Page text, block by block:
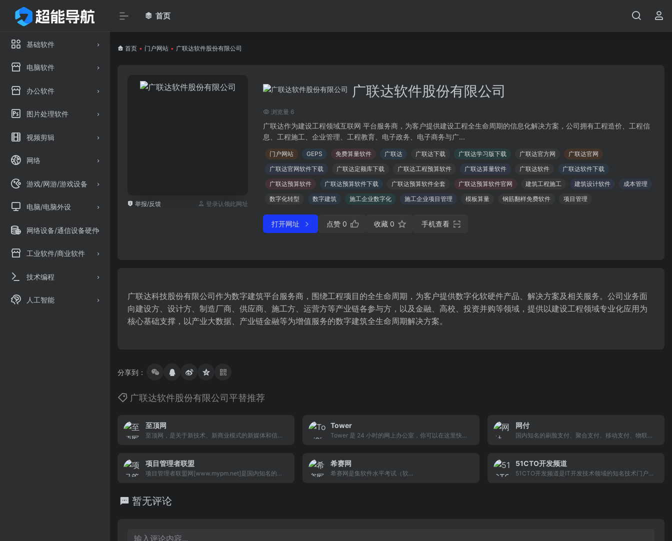
基础软件
电脑软件
办公软件
图片处理软件
视频剪辑
网络
游戏/网游/游戏设备
电脑/电脑外设
网络设备/通信设备硬件
工业软件/商业软件
技术编程
人工智能
首页
首页 • 门户网站 • 广联达软件股份有限公司
举报/反馈 登录认领此网址
广联达软件股份有限公司
浏览量 6
广联达作为建设工程领域互联网 平台服务商，为客户提供建设工程全生命周期的信息化解决方案，公司拥有工程造价、工程信
息、工程施工、企业管理、工程教育、电子政务、电子商务与广...
门户网站 GEPS 免费算量软件 广联达 广联达下载 广联达学习版下载 广联达官方网
广联达官网
广联达官网软件下载
广联达定额库下载 广联达工程预算软件 广联达算量软件 广联达软件
广联达软件下载
广联达预算软件
广联达预算软件下载 广联达预算软件全套 广联达预算软件官网 建筑工程施工 建筑设计软件
成本管理
数字化转型
数字建筑 施工企业数字化 施工企业项目管理 模板算量 钢筋翻样免费软件 项目管理
打开网址 点赞 0 收藏 0 手机查看
广联达科技股份有限公司作为数字建筑平台服务商，围绕工程项目的全生命周期，为客户提供数字化软硬件产品、解决方案及相关服务。公司业务面
向建设方、设计方、制造厂商、供应商、施工方、运营方等产业链各参与方，以及金融、高校、投资并购等领域，提供以建设工程领域专业化应用为
核心基础支撑，以产业大数据、产业链金融等为增值服务的数字建筑全生命周期解决方案。
分享到：
广联达软件股份有限公司平替推荐
至顶网
至顶网，是关于新技术、新商业模式的新媒体和信息
和交通物流等行业，以及教育、医疗等社会服务的数
字化转型。
Tower
Tower 是 24 小时的网上办公室，你可以在这里快速
网付
国内知名的刷脸支付、聚合支付、移动支付、物联网
项目管理者联盟
项目管理者联盟网[www.mypm.net]是国内知名的项
资料、知识与专题。
希赛网
希赛网是集软件水平考试（软...
51CTO开发频道
51CTO开发频道是IT开发技术领域的知名技术门户。
暂无评论